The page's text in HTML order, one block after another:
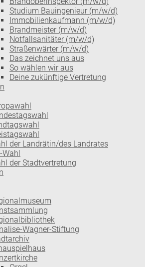
Studium Bauingenieur (m/w/d)
Immobilienkaufmann (m/w/d)
Brandmeister (m/w/d)
Notfallsanitäter (m/w/d)
Straßenwärter (m/w/d)
Das zeichnet uns aus
So wählen wir aus
Deine zukünftige Vertretung
der Landrätin/des Landrates
Wahl
der Stadtvertretung
Wagner-Stiftung